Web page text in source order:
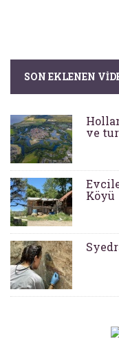
SON EKLENEN
ve
Köyü